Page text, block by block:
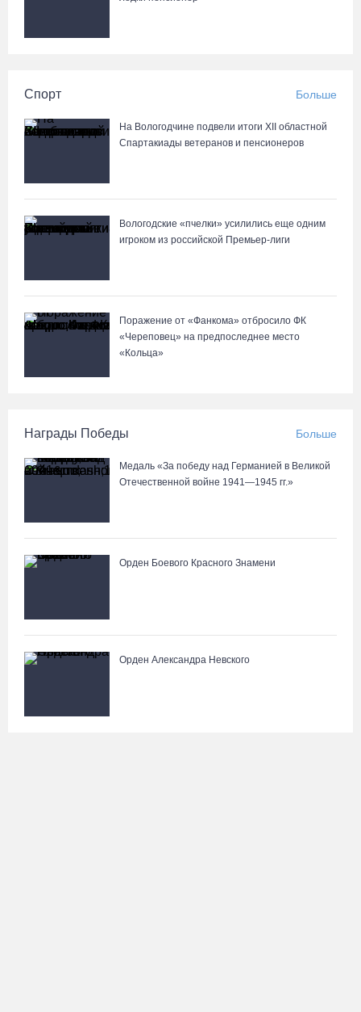
Спорт Больше
На Вологодчине подвели итоги XII областной
Спартакиады ветеранов и пенсионеров
Вологодские «пчелки» усилились еще одним
игроком из российской Премьер-лиги
Поражение от «Фанкома» отбросило ФК
«Череповец» на предпоследнее место
«Кольца»
Награды Победы Больше
Медаль «За победу над Германией в Великой
Отечественной войне 1941—1945 гг.»
Орден Боевого Красного Знамени
Орден Александра Невского